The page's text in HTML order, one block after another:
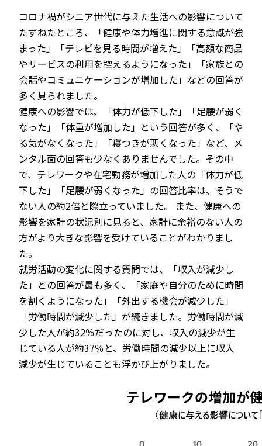
コロナ禍がシニア世代に与えた生活への影響について
たずねたところ、「健康や体力増進に関する意識が強
まった」「テレビを見る時間が増えた」「高額な商品
やサービスの利用を控えるようになった」「家族との
会話やコミュニケーションが増加した」などの回答が
多く見られました。
健康への影響では、「体力が低下した」「足腰が弱く
なった」「体重が増加した」という回答が多く、「や
る気がなくなった」「寝つきが悪くなった」など、メ
ンタル面の回答も少なくありませんでした。その中
で、テレワークや在宅勤務が増加した人の「体力が低
下した」「足腰が弱くなった」の回答比率は、そうで
ない人の約2倍と際立っていました。 また、健康への
影響を家計の状況別に見ると、家計に余裕のない人の
方がより大きな影響を受けていることがわかりまし
た。
就労活動の変化に関する質問では、「収入が減少し
た」との回答が最も多く、「家庭や自分のために時間
を割くようになった」「外出する機会が減少した」
「労働時間が減少した」が続きました。労働時間が減
少した人が約32％だったのに対し、収入の減少が生
じている人が約37％と、労働時間の減少以上に収入
減少が生じていることも浮かび上がりました。